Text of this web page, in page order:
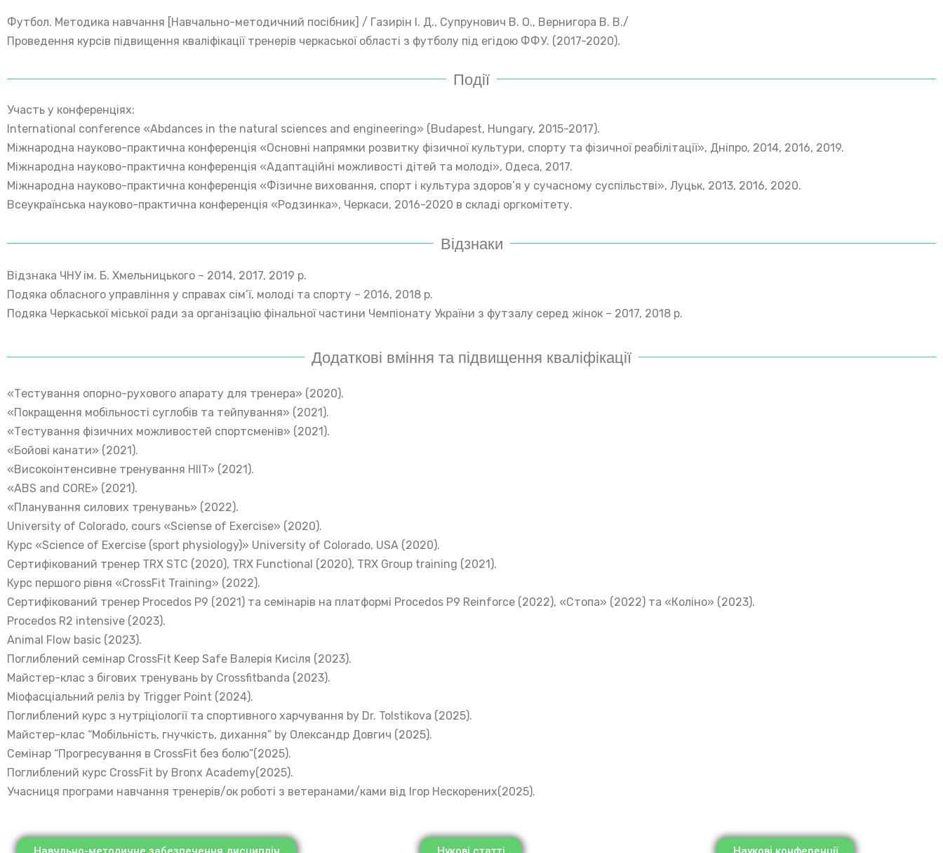
Футбол. Методика навчання [Навчально-методичний посібник] / Газирін І. Д., Супрунович В. О., Вернигора В. В./
Проведення курсів підвищення кваліфікації тренерів черкаської області з футболу під егідою ФФУ. (2017-2020).
Події
Участь у конференціях:
International сonference «Abdances in the natural sciences and engineering» (Budapest, Hungary, 2015-2017).
Міжнародна науково-практична конференція «Основні напрямки розвитку фізичної культури, спорту та фізичної реабілітації», Дніпро, 2014, 2016, 2019.
Міжнародна науково-практична конференція «Адаптаційні можливості дітей та молоді», Одеса, 2017.
Міжнародна науково-практична конференція «Фізичне виховання, спорт і культура здоров’я у сучасному суспільстві», Луцьк, 2013, 2016, 2020.
Всеукраїнська науково-практична конференція «Родзинка», Черкаси, 2016-2020 в складі оргкомітету.
Відзнаки
Відзнака ЧНУ ім. Б. Хмельницького – 2014, 2017, 2019 р.
Подяка обласного управління у справах сім’ї, молоді та спорту – 2016, 2018 р.
Подяка Черкаської міської ради за організацію фінальної частини Чемпіонату України з футзалу серед жінок – 2017, 2018 р.
Додаткові вміння та підвищення кваліфікації
«Тестування опорно-рухового апарату для тренера» (2020).
«Покращення мобільності суглобів та тейпування» (2021).
«Тестування фізичних можливостей спортсменів» (2021).
«Бойові канати» (2021).
«Високоінтенсивне тренування HIIT» (2021).
«ABS and CORE» (2021).
«Планування силових тренувань» (2022).
University of Colorado, cours «Sciense of Exercise» (2020).
Курс «Science of Exercise (sport physiology)» University of Colorado, USA (2020).
Сертифікований тренер TRX STC (2020), TRX Functional (2020), TRX Group training (2021).
Курс першого рівня «CrossFit Training» (2022).
Сертифікований тренер Procedos P9 (2021) та семінарів на платформі Procedos P9 Reinforce (2022), «Стопа» (2022) та «Коліно» (2023).
Procedos R2 intensive (2023).
Animal Flow basic (2023).
Поглиблений семінар CrossFit Keep Safe Валерія Кисіля (2023).
Майстер-клас з бігових тренувань by Crossfitbanda (2023).
Міофасціальний реліз by Trigger Point (2024).
Поглиблений курс з нутріціології та спортивного харчування by Dr. Tolstikova (2025).
Майстер-клас “Мобільність, гнучкість, дихання” by Олександр Довгич (2025).
Семінар “Прогресування в CrossFit без болю”(2025).
Поглиблений курс CrossFit by Bronx Academy(2025).
Учасниця програми навчання тренерів/ок роботі з ветеранами/ками від Ігор Нескорених(2025).